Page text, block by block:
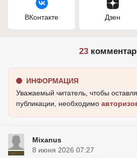
ВКонтакте Дзен
23
ИНФОРМАЦИЯ
Уважаемый читатель, чтобы
публикации, необходимо
Mixanus
8 июня 2026 07:27